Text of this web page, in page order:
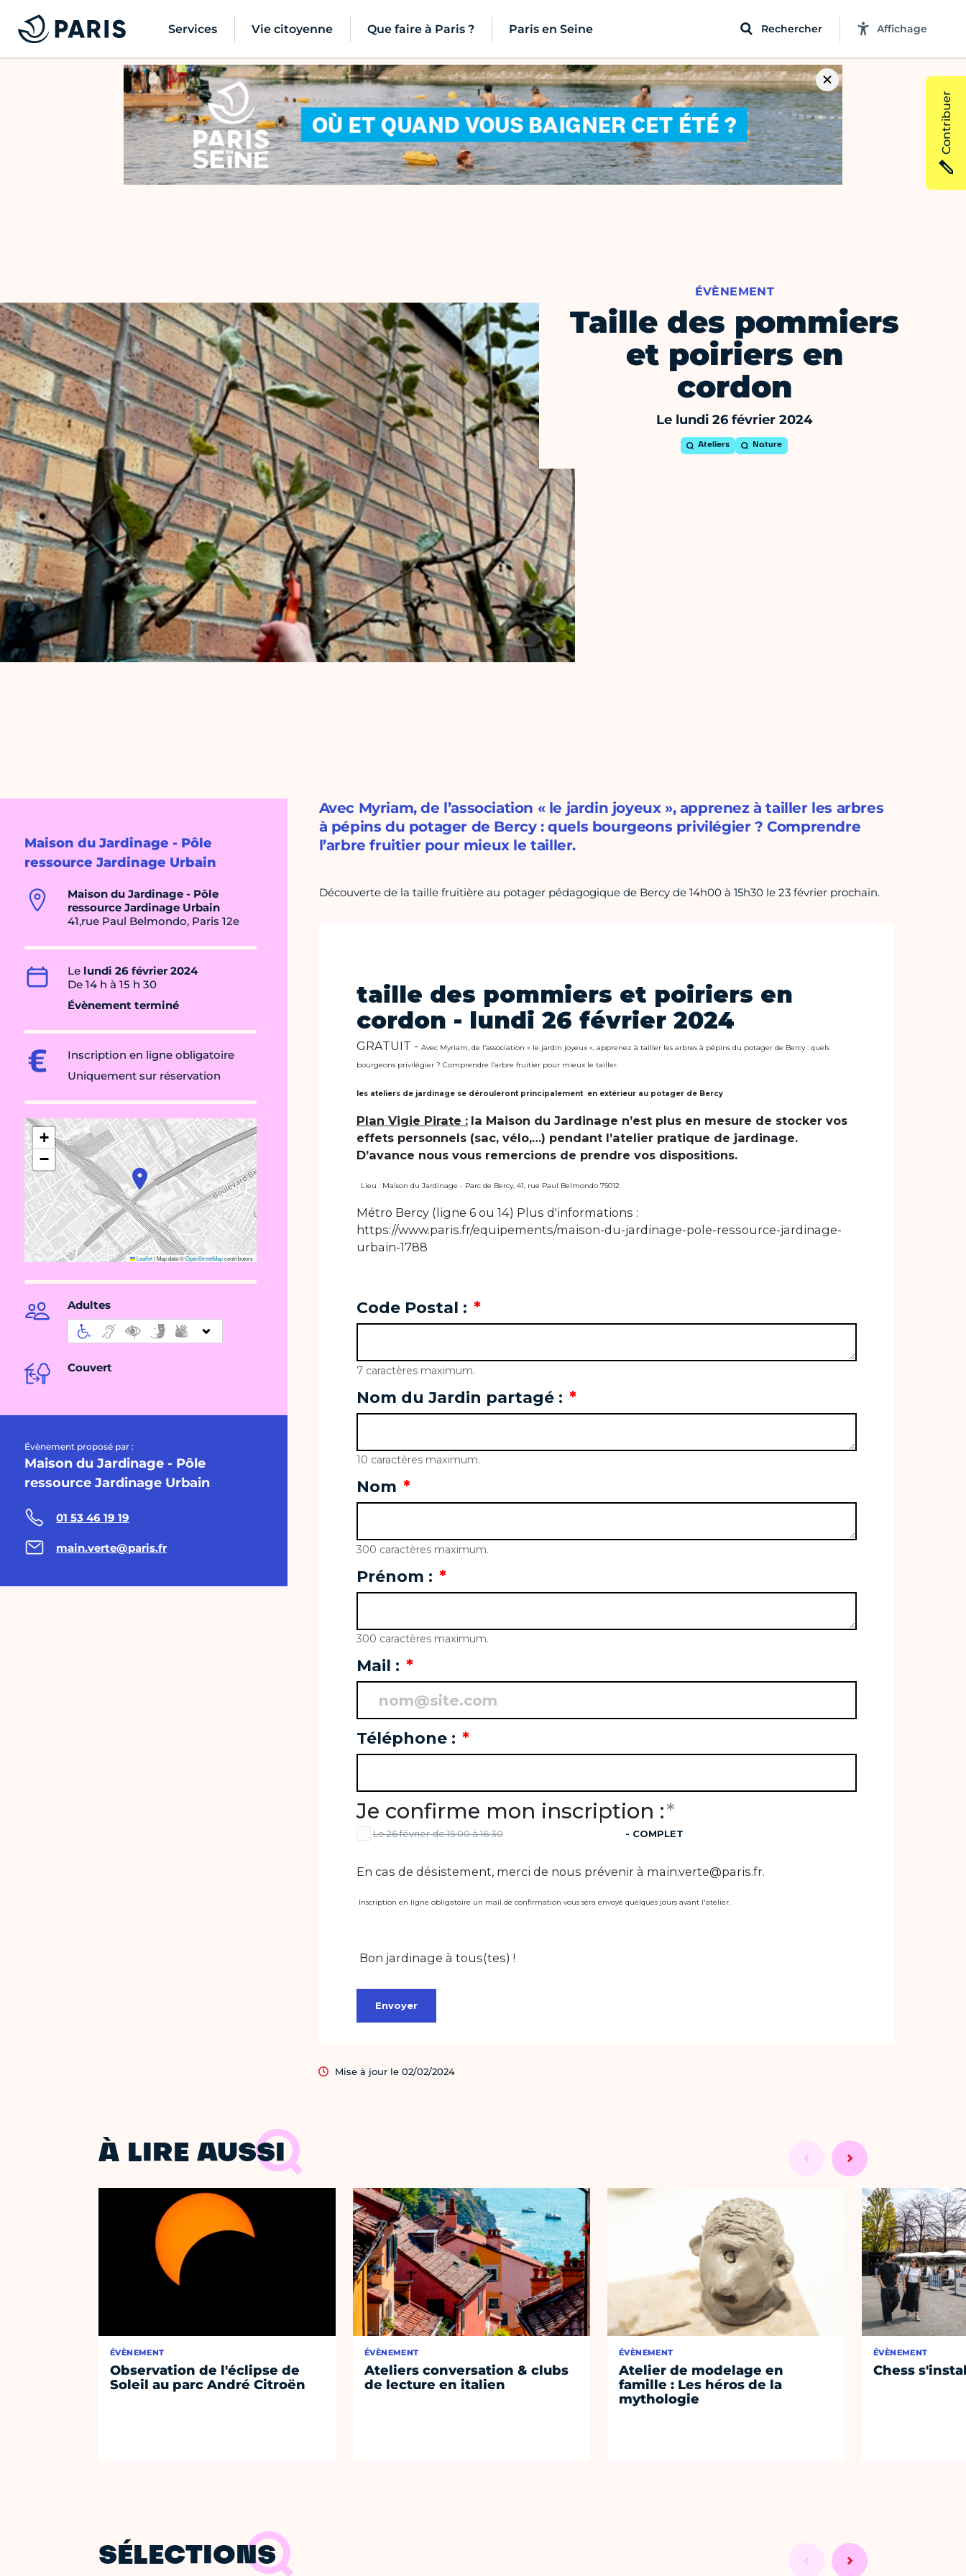
Services Vie citoyenne Que faire à Paris ? Paris en Seine Rechercher Affichage
ÉVÈNEMENT
Taille des pommiers
et poiriers en
cordon
Le lundi 26 février 2024
Ateliers Nature
Maison du Jardinage - Pôle
ressource Jardinage Urbain
Maison du Jardinage - Pôle
ressource Jardinage Urbain
41,rue Paul Belmondo, Paris 12e
Le lundi 26 février 2024
De 14 h à 15 h 30
Évènement terminé
Inscription en ligne obligatoire
Uniquement sur réservation
+
−
Leaflet|Map data ©OpenStreetMapcontributors
Adultes
Couvert
Évènement proposé par :
Maison du Jardinage - Pôle
ressource Jardinage Urbain
01 53 46 19 19
main.verte@paris.fr
Avec Myriam, de l’association « le jardin joyeux », apprenez à tailler les arbres
à pépins du potager de Bercy : quels bourgeons privilégier ? Comprendre
l’arbre fruitier pour mieux le tailler.
Découverte de la taille fruitière au potager pédagogique de Bercy de 14h00 à 15h30 le 23 février prochain.
Mise à jour le 02/02/2024
À LIRE AUSSI
ÉVÈNEMENT
Observation de l'éclipse de
Soleil au parc André Citroën
ÉVÈNEMENT
Ateliers conversation & clubs
de lecture en italien
ÉVÈNEMENT
Atelier de modelage en
famille : Les héros de la
mythologie
ÉVÈNEMENT
Chess
SÉLECTIONS
Contribuer